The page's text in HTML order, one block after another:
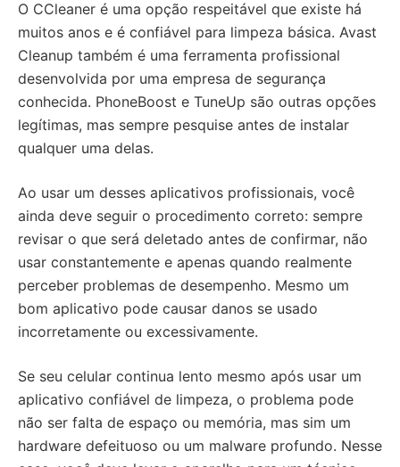
O CCleaner é uma opção respeitável que existe há
muitos anos e é confiável para limpeza básica. Avast
Cleanup também é uma ferramenta profissional
desenvolvida por uma empresa de segurança
conhecida. PhoneBoost e TuneUp são outras opções
legítimas, mas sempre pesquise antes de instalar
qualquer uma delas.
Ao usar um desses aplicativos profissionais, você
ainda deve seguir o procedimento correto: sempre
revisar o que será deletado antes de confirmar, não
usar constantemente e apenas quando realmente
perceber problemas de desempenho. Mesmo um
bom aplicativo pode causar danos se usado
incorretamente ou excessivamente.
Se seu celular continua lento mesmo após usar um
aplicativo confiável de limpeza, o problema pode
não ser falta de espaço ou memória, mas sim um
hardware defeituoso ou um malware profundo. Nesse